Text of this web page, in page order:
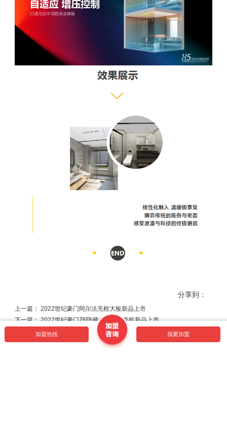
分享到：
上一篇： 2022世纪豪门阿尔法无框大板新品上市
下一篇： 2022世纪豪门Z6隐藏式单杆晾衣机新品上市
返回
加盟热线 我要加盟